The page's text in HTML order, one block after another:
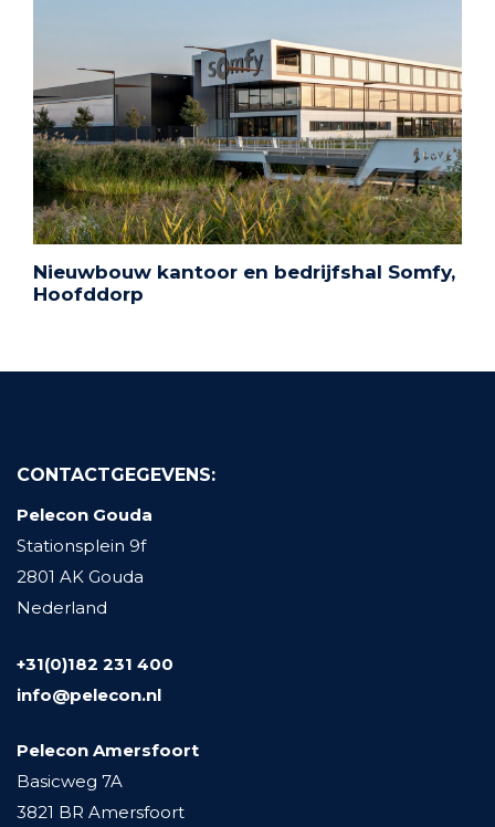
Nieuwbouw kantoor en bedrijfshal Somfy,
Hoofddorp
CONTACTGEGEVENS:
Pelecon Gouda
Stationsplein 9f
2801 AK Gouda
Nederland
+31(0)182 231 400
info@pelecon.nl
Pelecon Amersfoort
Basicweg 7A
3821 BR Amersfoort